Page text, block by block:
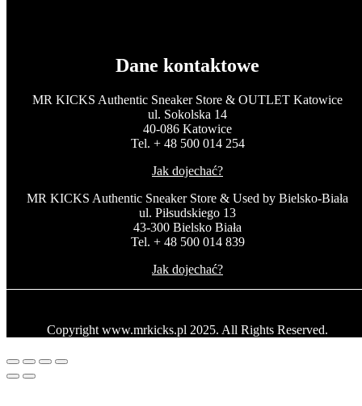
Dane kontaktowe
MR KICKS Authentic Sneaker Store & OUTLET Katowice
ul. Sokolska 14
40-086 Katowice
Tel. + 48 500 014 254
Jak dojechać?
MR KICKS Authentic Sneaker Store & Used by Bielsko-Biała
ul. Piłsudskiego 13
43-300 Bielsko Biała
Tel. + 48 500 014 839
Jak dojechać?
Copyright www.mrkicks.pl 2025. All Rights Reserved.